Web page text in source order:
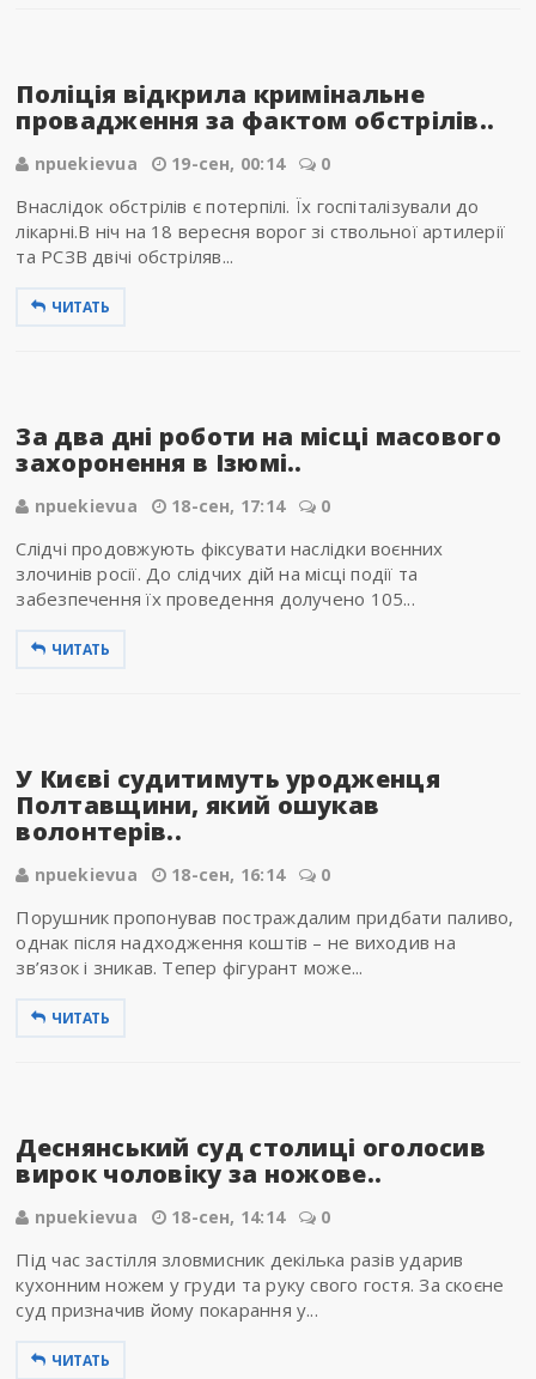
Поліція відкрила кримінальне
провадження за фактом обстрілів..
npuekievua 19-сен, 00:14 0
Внаслідок обстрілів є потерпілі. Їх госпіталізували до
лікарні.В ніч на 18 вересня ворог зі ствольної артилерії
та РСЗВ двічі обстріляв...
ЧИТАТЬ
За два дні роботи на місці масового
захоронення в Ізюмі..
npuekievua 18-сен, 17:14 0
Слідчі продовжують фіксувати наслідки воєнних
злочинів росії. До слідчих дій на місці події та
забезпечення їх проведення долучено 105...
ЧИТАТЬ
У Києві судитимуть уродженця
Полтавщини, який ошукав
волонтерів..
npuekievua 18-сен, 16:14 0
Порушник пропонував постраждалим придбати паливо,
однак після надходження коштів – не виходив на
зв’язок і зникав. Тепер фігурант може...
ЧИТАТЬ
Деснянський суд столиці оголосив
вирок чоловіку за ножове..
npuekievua 18-сен, 14:14 0
Під час застілля зловмисник декілька разів ударив
кухонним ножем у груди та руку свого гостя. За скоєне
суд призначив йому покарання у...
ЧИТАТЬ